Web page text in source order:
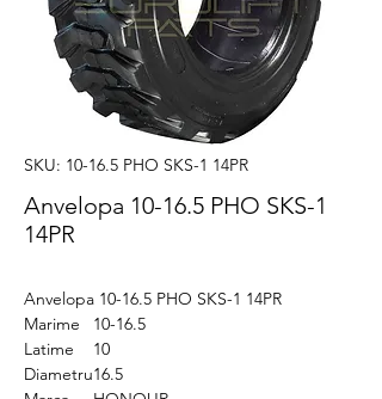
SKU: 10-16.5 PHO SKS-1 14PR
Anvelopa 10-16.5 PHO SKS-1
14PR
Anvelopa 10-16.5 PHO SKS-1 14PR
Marime
10-16.5
Latime
10
Diametru16.5